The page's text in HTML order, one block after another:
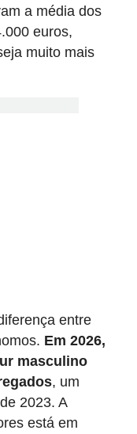
a média dos
euros,
muito mais
entre
Em 2026,
masculino
, um
2023. A
está em